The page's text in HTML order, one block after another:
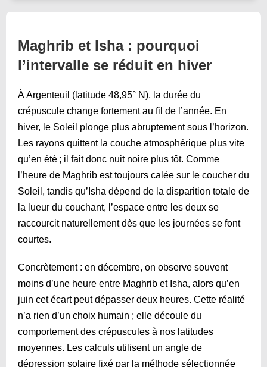
Maghrib et Isha : pourquoi
l’intervalle se réduit en hiver
À Argenteuil (latitude 48,95° N), la durée du
crépuscule change fortement au fil de l’année. En
hiver, le Soleil plonge plus abruptement sous l’horizon.
Les rayons quittent la couche atmosphérique plus vite
qu’en été ; il fait donc nuit noire plus tôt. Comme
l’heure de Maghrib est toujours calée sur le coucher du
Soleil, tandis qu’Isha dépend de la disparition totale de
la lueur du couchant, l’espace entre les deux se
raccourcit naturellement dès que les journées se font
courtes.
Concrètement : en décembre, on observe souvent
moins d’une heure entre Maghrib et Isha, alors qu’en
juin cet écart peut dépasser deux heures. Cette réalité
n’a rien d’un choix humain ; elle découle du
comportement des crépuscules à nos latitudes
moyennes. Les calculs utilisent un angle de
dépression solaire fixé par la méthode sélectionnée